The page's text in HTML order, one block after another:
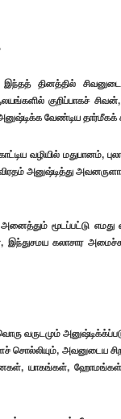
தினத்தில்
குறிப்பாகச்
வேண்டிய
வழியில் மதுபானம்,
அனுஷ்டித்து
மூடப்பட்டு
கலாசார அமைச்சு
வருடமும்
அவனுடைய
யாகங்கள்,